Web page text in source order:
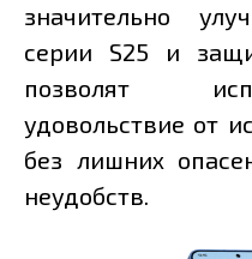
значительно
серии S25 и
позволят
удовольствие от
без лишних
неудобств.